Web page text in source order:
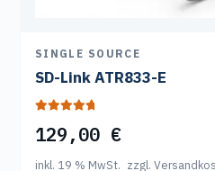
SINGLE SOURCE
SD-Link ATR833-E
5.00von 5
129,00 €
inkl. 19 % MwSt. zzgl.